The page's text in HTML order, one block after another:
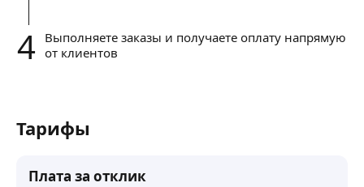
4
Выполняете заказы и получаете оплату напрямую
от клиентов
Тарифы
Плата за отклик